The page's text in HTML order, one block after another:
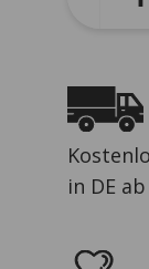
in DE